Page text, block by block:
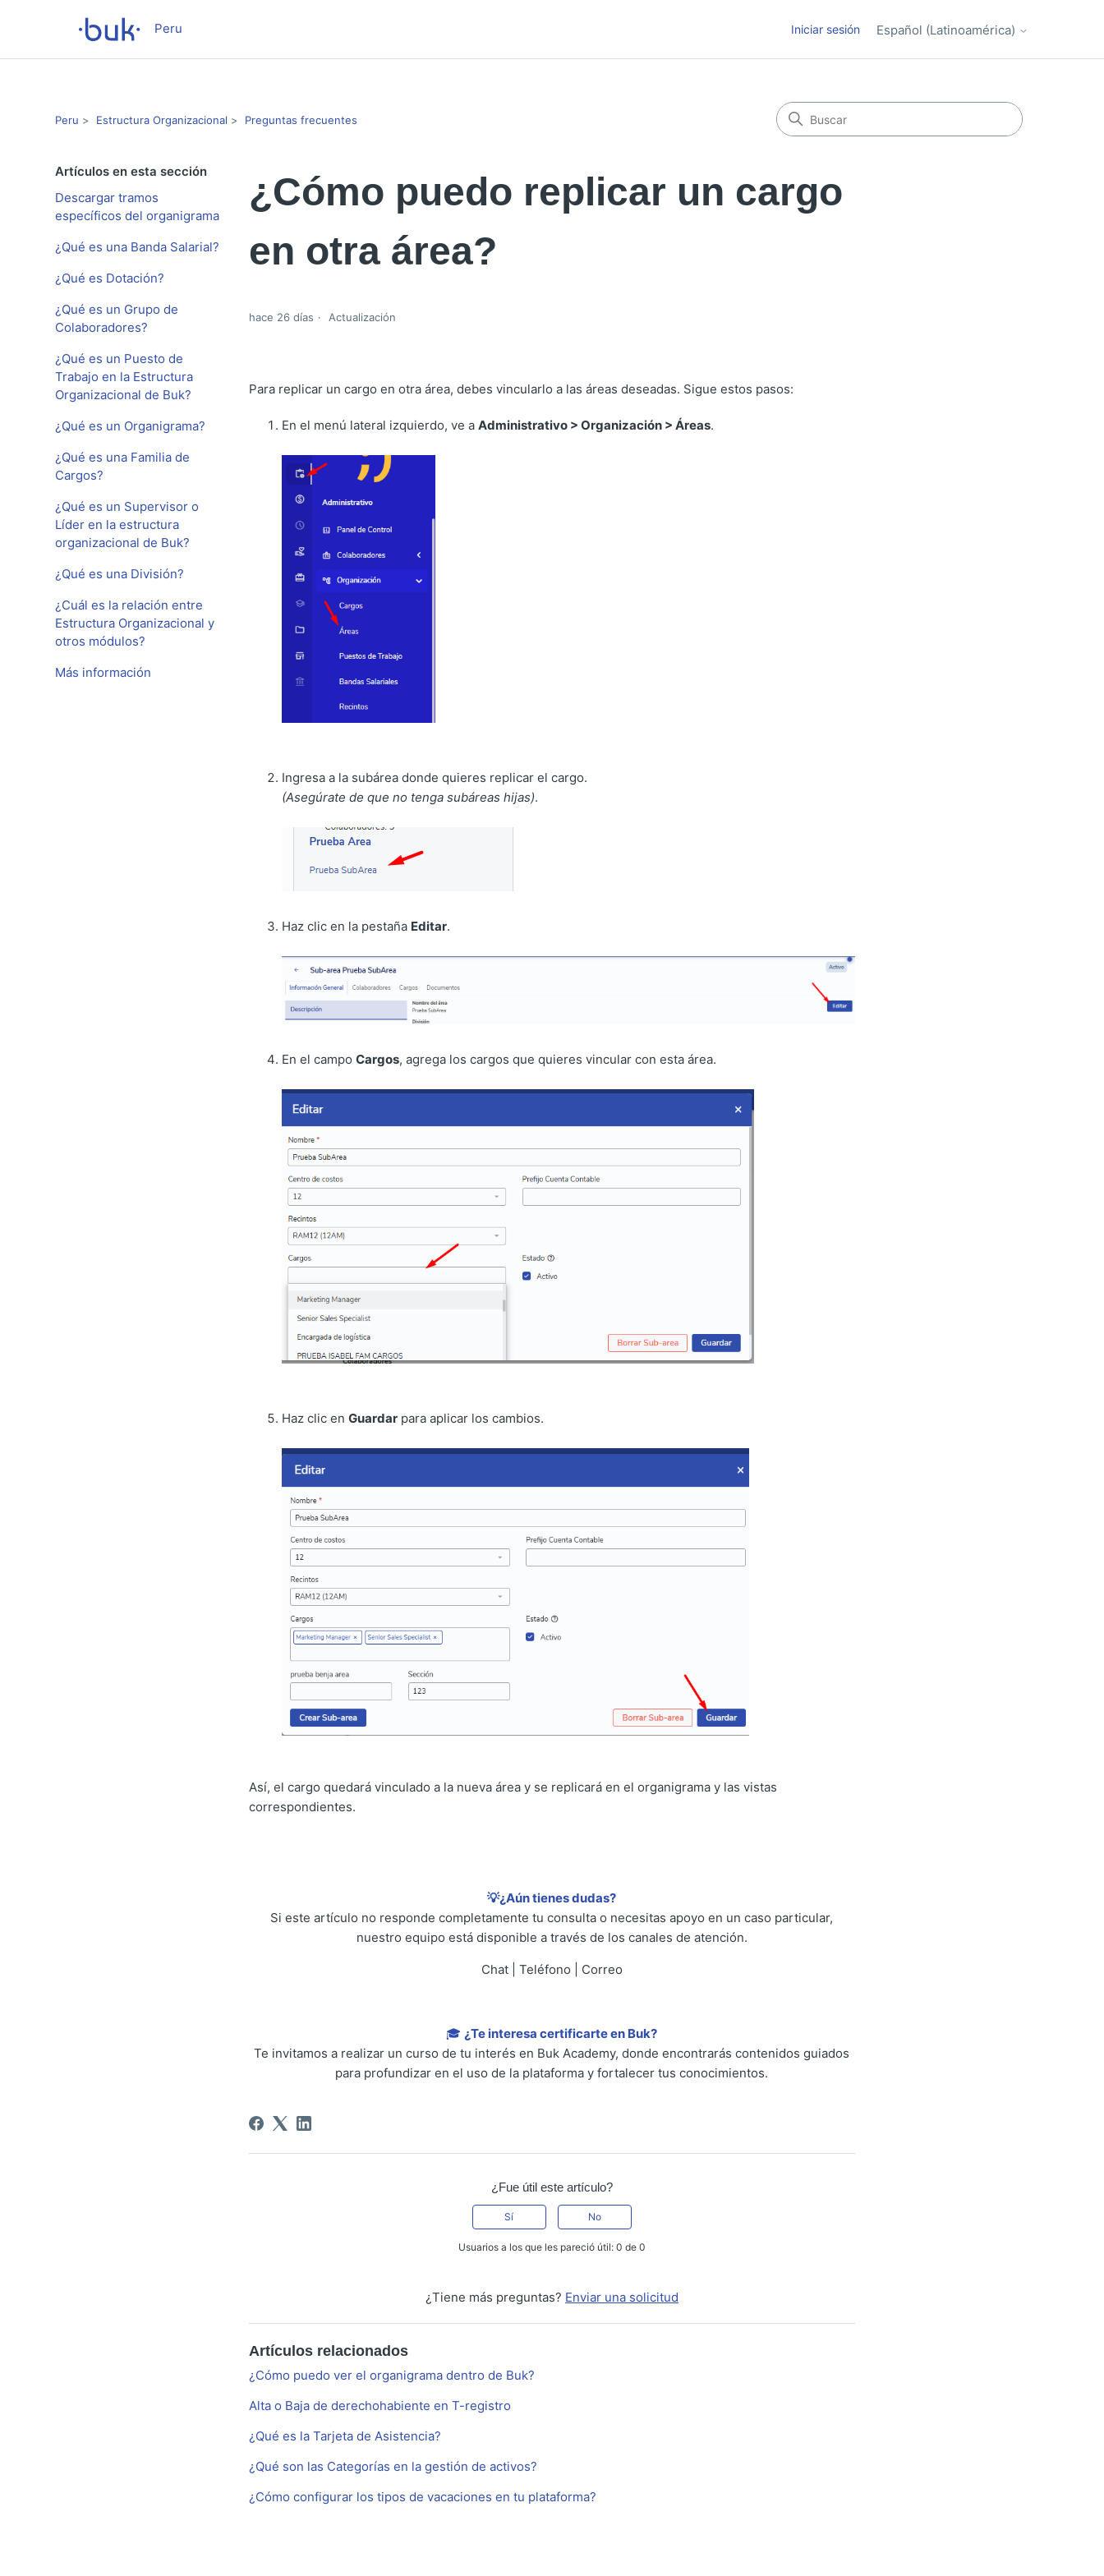
Peru Iniciar sesión Español (Latinoamérica)
Peru Estructura Organizacional Preguntas frecuentes
Artículos en esta sección
Descargar tramos
específicos del organigrama
¿Qué es una Banda Salarial?
¿Qué es Dotación?
¿Qué es un Grupo de
Colaboradores?
¿Qué es un Puesto de
Trabajo en la Estructura
Organizacional de Buk?
¿Qué es un Organigrama?
¿Qué es una Familia de
Cargos?
¿Qué es un Supervisor o
Líder en la estructura
organizacional de Buk?
¿Qué es una División?
¿Cuál es la relación entre
Estructura Organizacional y
otros módulos?
Más información
¿Cómo puedo replicar un cargo
en otra área?
hace 26 días Actualización
Para replicar un cargo en otra área, debes vincularlo a las áreas deseadas. Sigue estos pasos:
En el menú lateral izquierdo, ve a Administrativo > Organización > Áreas.
Ingresa a la subárea donde quieres replicar el cargo.
(Asegúrate de que no tenga subáreas hijas).
Haz clic en la pestaña Editar.
En el campo Cargos, agrega los cargos que quieres vincular con esta área.
Haz clic en Guardarpara aplicar los cambios.
Así, el cargo quedará vinculado a la nueva área y se replicará en el organigrama y las vistas
correspondientes.
💡¿Aún tienes dudas?
Si este artículo no responde completamente tu consulta o necesitas apoyo en un caso particular,
nuestro equipo está disponible a través de los canales de atención.
Chat | Teléfono | Correo
🎓 ¿Te interesa certificarte en Buk?
Te invitamos a realizar un curso de tu interés en Buk Academy, donde encontrarás contenidos guiados
para profundizar en el uso de la plataforma y fortalecer tus conocimientos.
¿Fue útil este artículo?
Sí No
Usuarios a los que les pareció útil: 0 de 0
¿Tiene más preguntas? Enviar una solicitud
Artículos relacionados
¿Cómo puedo ver el organigrama dentro de Buk?
Alta o Baja de derechohabiente en T-registro
¿Qué es la Tarjeta de Asistencia?
¿Qué son las Categorías en la gestión de activos?
¿Cómo configurar los tipos de vacaciones en tu plataforma?